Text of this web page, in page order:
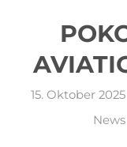
15. Oktober 2025
News